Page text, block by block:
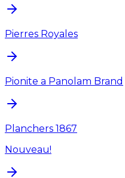
Pierres Royales
Pionite a Panolam Brand
Planchers 1867
Nouveau!